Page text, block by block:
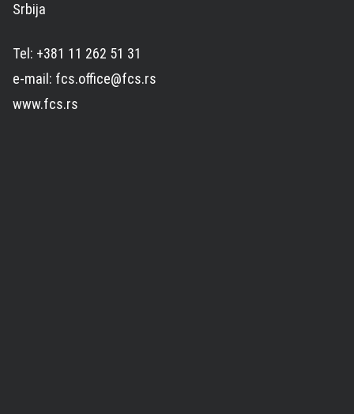
Srbija
Tel: +381 11 262 51 31
e-mail: fcs.office@fcs.rs
www.fcs.rs